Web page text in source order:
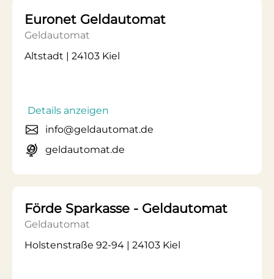
Euronet Geldautomat
Geldautomat
Altstadt | 24103 Kiel
Details anzeigen
info@geldautomat.de
geldautomat.de
Förde Sparkasse - Geldautomat
Geldautomat
Holstenstraße 92-94 | 24103 Kiel